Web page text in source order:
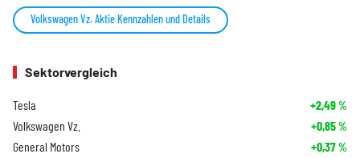
Volkswagen Vz. Aktie Kennzahlen und Details
Sektorvergleich
Tesla +2,49%
Volkswagen Vz. +0,85%
General Motors +0,37%